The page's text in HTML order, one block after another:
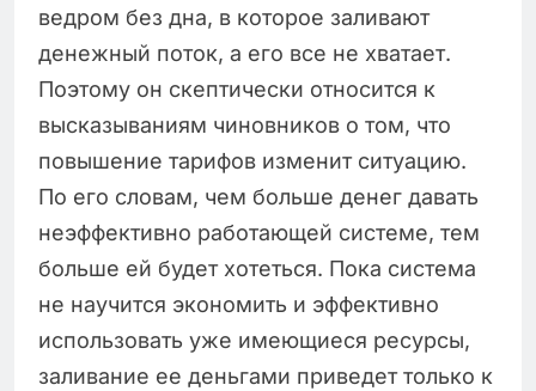
ведром без дна, в которое заливают
денежный поток, а его все не хватает.
Поэтому он скептически относится к
высказываниям чиновников о том, что
повышение тарифов изменит ситуацию.
По его словам, чем больше денег давать
неэффективно работающей системе, тем
больше ей будет хотеться. Пока система
не научится экономить и эффективно
использовать уже имеющиеся ресурсы,
заливание ее деньгами приведет только к